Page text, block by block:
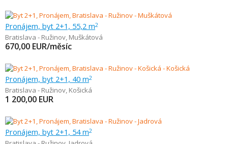
Pronájem, byt 2+1, 55,2 m2
Bratislava - Ružinov, Muškátová
670,00 EUR/měsíc
Pronájem, byt 2+1, 40 m2
Bratislava - Ružinov, Košická
1 200,00 EUR
Pronájem, byt 2+1, 54 m2